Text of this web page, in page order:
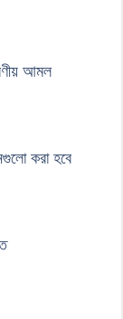
আমল
করা হবে